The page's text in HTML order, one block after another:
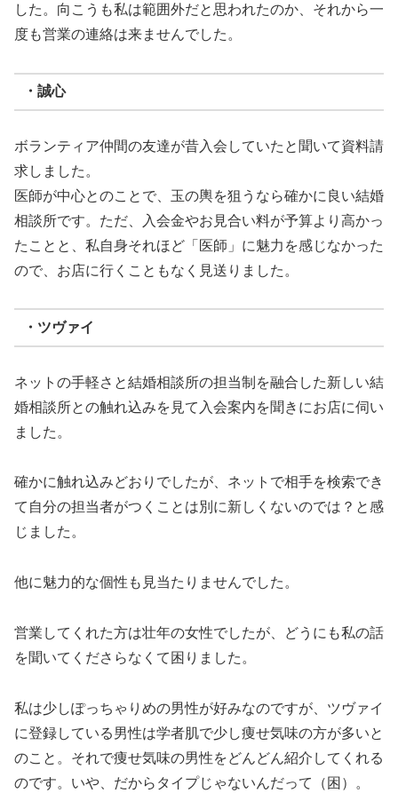
した。向こうも私は範囲外だと思われたのか、それから一
度も営業の連絡は来ませんでした。
・誠心
ボランティア仲間の友達が昔入会していたと聞いて資料請
求しました。
医師が中心とのことで、玉の輿を狙うなら確かに良い結婚
相談所です。ただ、入会金やお見合い料が予算より高かっ
たことと、私自身それほど「医師」に魅力を感じなかった
ので、お店に行くこともなく見送りました。
・ツヴァイ
ネットの手軽さと結婚相談所の担当制を融合した新しい結
婚相談所との触れ込みを見て入会案内を聞きにお店に伺い
ました。
確かに触れ込みどおりでしたが、ネットで相手を検索でき
て自分の担当者がつくことは別に新しくないのでは？と感
じました。
他に魅力的な個性も見当たりませんでした。
営業してくれた方は壮年の女性でしたが、どうにも私の話
を聞いてくださらなくて困りました。
私は少しぽっちゃりめの男性が好みなのですが、ツヴァイ
に登録している男性は学者肌で少し痩せ気味の方が多いと
のこと。それで痩せ気味の男性をどんどん紹介してくれる
のです。いや、だからタイプじゃないんだって（困）。